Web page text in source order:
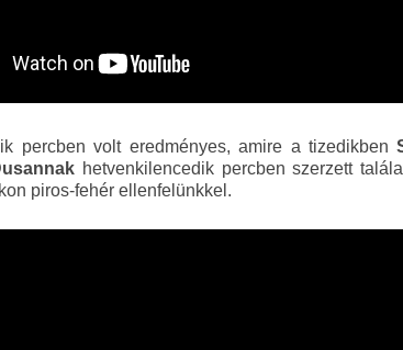
percben volt eredményes, amire a tizedikben
hetvenkilencedik percben szerzett
piros-fehér ellenfelünkkel.